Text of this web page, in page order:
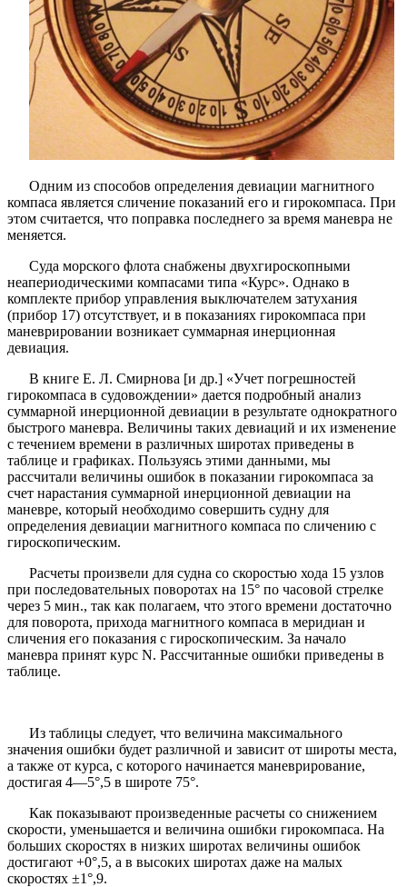
Одним из способов определения девиации магнитного
компаса является сличение показаний его и гирокомпаса. При
этом считается, что поправка последнего за время маневра не
меняется.
Суда морского флота снабжены двухгироскопными
неапериодическими компасами типа «Курс». Однако в
комплекте прибор управления выключателем затухания
(прибор 17) отсутствует, и в показаниях гирокомпаса при
маневрировании возникает суммарная инерционная
девиация.
В книге Е. Л. Смирнова [и др.] «Учет погрешностей
гирокомпаса в судовождении» дается подробный анализ
суммарной инерционной девиации в результате однократного
быстрого маневра. Величины таких девиаций и их изменение
с течением времени в различных широтах приведены в
таблице и графиках. Пользуясь этими данными, мы
рассчитали величины ошибок в показании гирокомпаса за
счет нарастания суммарной инерционной девиации на
маневре, который необходимо совершить судну для
определения девиации магнитного компаса по сличению с
гироскопическим.
Расчеты произвели для судна со скоростью хода 15 узлов
при последовательных поворотах на 15° по часовой стрелке
через 5 мин., так как полагаем, что этого времени достаточно
для поворота, прихода магнитного компаса в меридиан и
сличения его показания с гироскопическим. За начало
маневра принят курс N. Рассчитанные ошибки приведены в
таблице.
Из таблицы следует, что величина максимального
значения ошибки будет различной и зависит от широты места,
а также от курса, с которого начинается маневрирование,
достигая 4—5°,5 в широте 75°.
Как показывают произведенные расчеты со снижением
скорости, уменьшается и величина ошибки гирокомпаса. На
больших скоростях в низких широтах величины ошибок
достигают +0°,5, а в высоких широтах даже на малых
скоростях ±1°,9.